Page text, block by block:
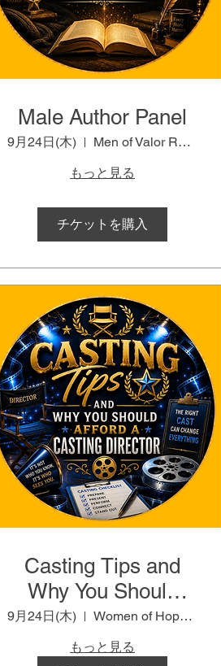
Male Author Panel
9月24日(木)
Men of Valor Room
もっと見る
チケットを購入
Casting Tips and
Why You Should
Afford a Casting
Director
9月24日(木)
Women of Hope Room
もっと見る